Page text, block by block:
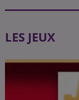
LES JEUX